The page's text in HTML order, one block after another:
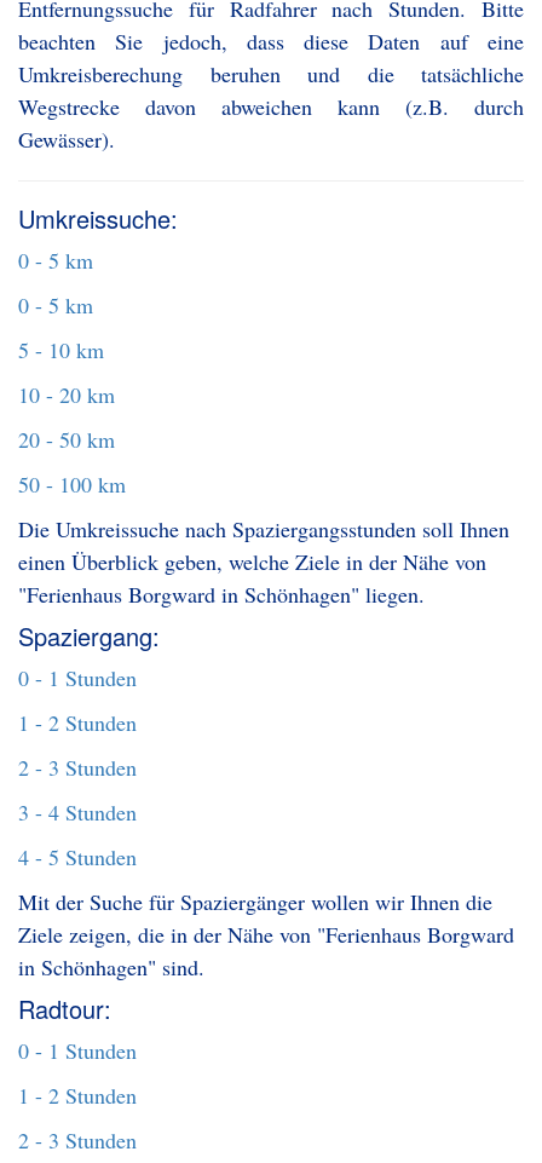
Entfernungssuche für Radfahrer nach Stunden. Bitte
beachten Sie jedoch, dass diese Daten auf eine
Umkreisberechung beruhen und die tatsächliche
Wegstrecke davon abweichen kann (z.B. durch
Gewässer).
Umkreissuche:
0 - 5 km
0 - 5 km
5 - 10 km
10 - 20 km
20 - 50 km
50 - 100 km
Die Umkreissuche nach Spaziergangsstunden soll Ihnen
einen Überblick geben, welche Ziele in der Nähe von
"Ferienhaus Borgward in Schönhagen" liegen.
Spaziergang:
0 - 1 Stunden
1 - 2 Stunden
2 - 3 Stunden
3 - 4 Stunden
4 - 5 Stunden
Mit der Suche für Spaziergänger wollen wir Ihnen die
Ziele zeigen, die in der Nähe von "Ferienhaus Borgward
in Schönhagen" sind.
Radtour:
0 - 1 Stunden
1 - 2 Stunden
2 - 3 Stunden